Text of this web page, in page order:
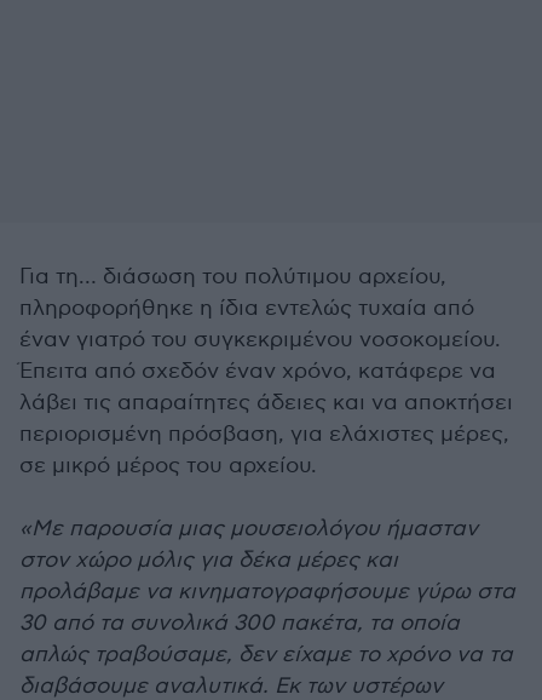
Για τη… διάσωση του πολύτιμου αρχείου,
πληροφορήθηκε η ίδια εντελώς τυχαία από
έναν γιατρό του συγκεκριμένου νοσοκομείου.
Έπειτα από σχεδόν έναν χρόνο, κατάφερε να
λάβει τις απαραίτητες άδειες και να αποκτήσει
περιορισμένη πρόσβαση, για ελάχιστες μέρες,
σε μικρό μέρος του αρχείου.
«Με παρουσία μιας μουσειολόγου ήμασταν
στον χώρο μόλις για δέκα μέρες και
προλάβαμε να κινηματογραφήσουμε γύρω στα
30 από τα συνολικά 300 πακέτα, τα οποία
απλώς τραβούσαμε, δεν είχαμε το χρόνο να τα
διαβάσουμε αναλυτικά. Εκ των υστέρων